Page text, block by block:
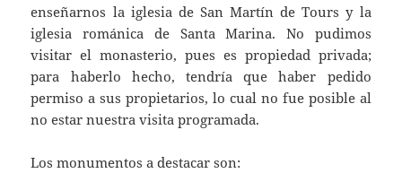
enseñarnos la iglesia de San Martín de Tours y la
iglesia románica de Santa Marina. No pudimos
visitar el monasterio, pues es propiedad privada;
para haberlo hecho, tendría que haber pedido
permiso a sus propietarios, lo cual no fue posible al
no estar nuestra visita programada.
Los monumentos a destacar son: